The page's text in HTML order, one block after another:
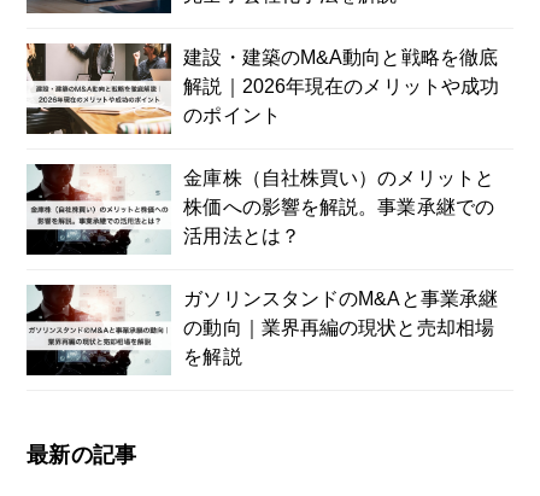
建設・建築のM&A動向と戦略を徹底
解説｜2026年現在のメリットや成功
のポイント
金庫株（自社株買い）のメリットと
株価への影響を解説。事業承継での
活用法とは？
ガソリンスタンドのM&Aと事業承継
の動向｜業界再編の現状と売却相場
を解説
最新の記事